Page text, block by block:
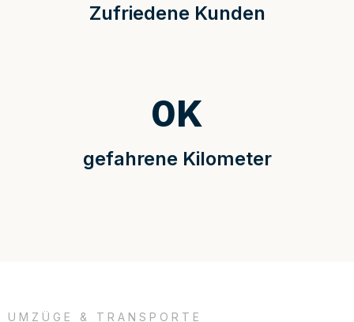
Zufriedene Kunden
gefahrene Kilometer
0K
UMZÜGE & TRANSPORTE